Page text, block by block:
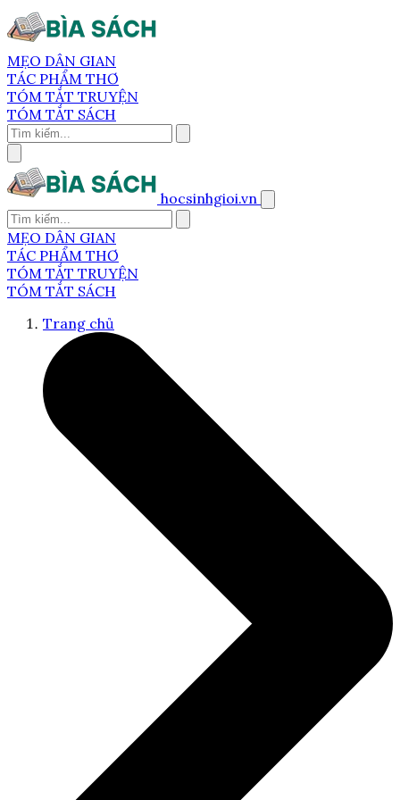
MẸO DÂN GIAN
TÁC PHẨM THƠ
TÓM TẮT TRUYỆN
TÓM TẮT SÁCH
hocsinhgioi.vn
MẸO DÂN GIAN
TÁC PHẨM THƠ
TÓM TẮT TRUYỆN
TÓM TẮT SÁCH
Trang chủ